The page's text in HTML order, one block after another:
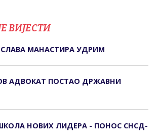
ВИЈЕСТИ
МАНАСТИРА УДРИМ
АДВОКАТ ПОСТАО ДРЖАВНИ
НОВИХ ЛИДЕРА - ПОНОС СНСД-